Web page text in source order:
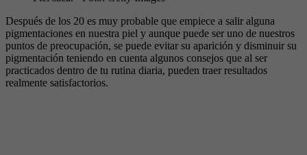
Después de los 20 es muy probable que empiece a salir alguna
pigmentaciones en nuestra piel y aunque puede ser uno de nuestros
puntos de preocupación, se puede evitar su aparición y disminuir su
pigmentación teniendo en cuenta algunos consejos que al ser
practicados dentro de tu rutina diaria, pueden traer resultados
realmente satisfactorios.